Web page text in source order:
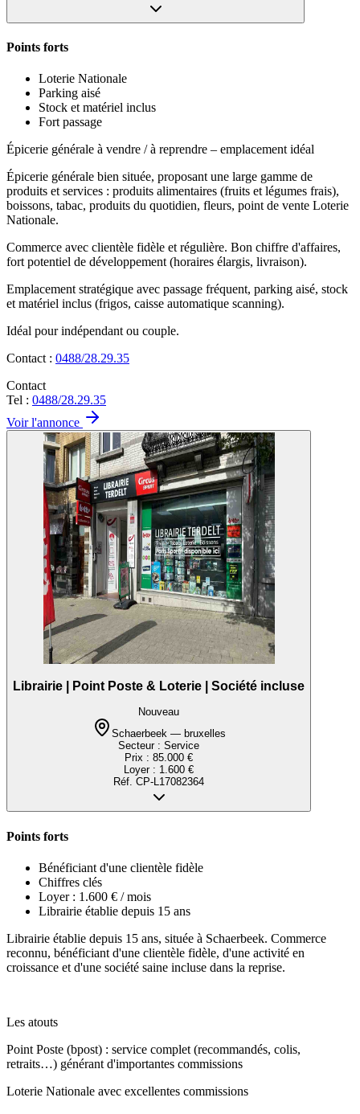
Points forts
Loterie Nationale
Parking aisé
Stock et matériel inclus
Fort passage
Épicerie générale à vendre / à reprendre – emplacement idéal
Épicerie générale bien située, proposant une large gamme de
produits et services : produits alimentaires (fruits et légumes frais),
boissons, tabac, produits du quotidien, fleurs, point de vente Loterie
Nationale.
Commerce avec clientèle fidèle et régulière. Bon chiffre d'affaires,
fort potentiel de développement (horaires élargis, livraison).
Emplacement stratégique avec passage fréquent, parking aisé, stock
et matériel inclus (frigos, caisse automatique scanning).
Idéal pour indépendant ou couple.
Contact : 0488/28.29.35
Contact
Tel : 0488/28.29.35
Voir l'annonce
Librairie | Point Poste & Loterie | Société incluse
Nouveau
Schaerbeek — bruxelles
Secteur : Service
Prix : 85.000 €
Loyer : 1.600 €
Réf. CP-L17082364
Points forts
Bénéficiant d'une clientèle fidèle
Chiffres clés
Loyer : 1.600 € / mois
Librairie établie depuis 15 ans
Librairie établie depuis 15 ans, située à Schaerbeek. Commerce
reconnu, bénéficiant d'une clientèle fidèle, d'une activité en
croissance et d'une société saine incluse dans la reprise.
Les atouts
Point Poste (bpost) : service complet (recommandés, colis,
retraits…) générant d'importantes commissions
Loterie Nationale avec excellentes commissions